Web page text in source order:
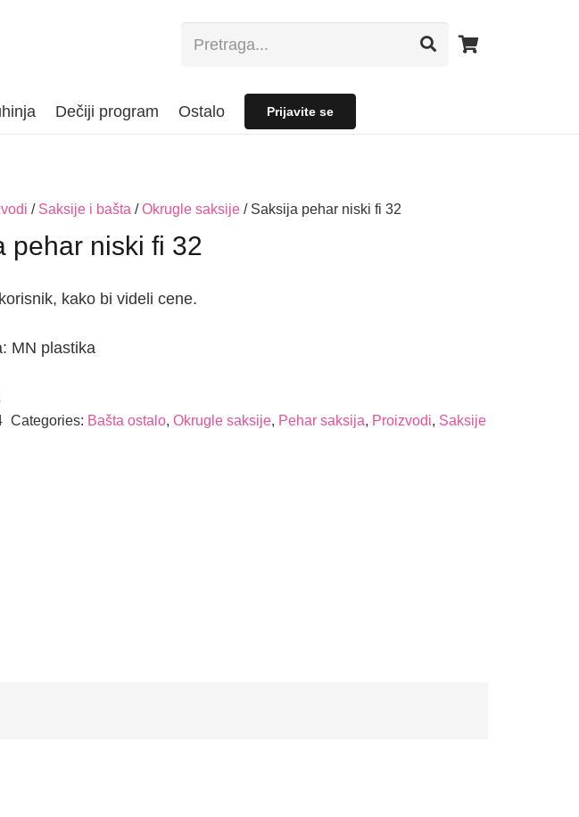
Dečiji program Ostalo Prijavite se
/ Saksije i bašta /Okrugle saksije/ Saksija pehar niski fi 32
pehar niski fi 32
kako bi videli cene.
MN plastika
Categories: Bašta ostalo, Okrugle saksije, Pehar saksija, Proizvodi, Saksije